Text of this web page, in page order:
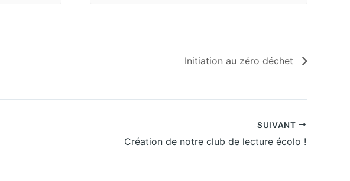
Initiation au zéro déchet
SUIVANT
Création de notre club de lecture écolo !